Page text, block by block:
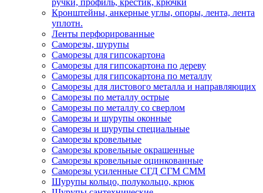
ручки, профиль, крестик, крючки
Кронштейны, анкерные углы, опоры, лента, лента
уплотн.
Ленты перфорированные
Саморезы, шурупы
Саморезы для гипсокартона
Саморезы для гипсокартона по дереву
Саморезы для гипсокартона по металлу
Саморезы для листового металла и направляющих
Саморезы по металлу острые
Саморезы по металлу со сверлом
Саморезы и шурупы оконные
Саморезы и шурупы специальные
Саморезы кровельные
Саморезы кровельные окрашенные
Саморезы кровельные оцинкованные
Саморезы усиленные СГД СГМ СММ
Шурупы кольцо, полукольцо, крюк